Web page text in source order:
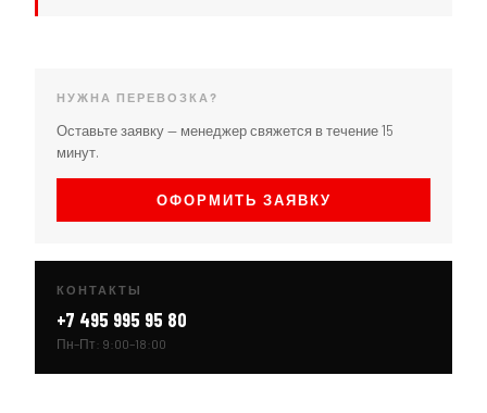
НУЖНА ПЕРЕВОЗКА?
Оставьте заявку — менеджер свяжется в течение 15
минут.
ОФОРМИТЬ ЗАЯВКУ
КОНТАКТЫ
+7 495 995 95 80
Пн–Пт: 9:00–18:00